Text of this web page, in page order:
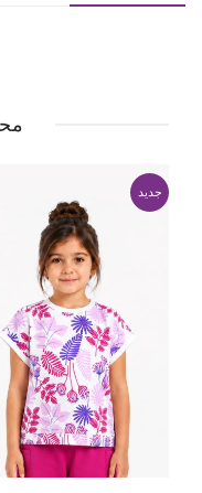
جدید